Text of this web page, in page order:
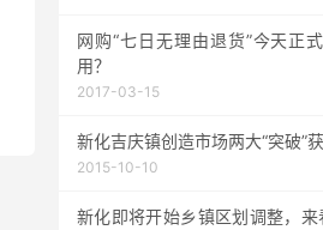
网购“七日无理由退货”今天正
用？
2017-03-15
新化吉庆镇创造市场两大“突破”
2015-10-10
新化即将开始乡镇区划调整，